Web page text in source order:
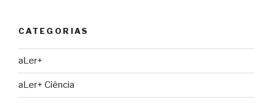
CATEGORIAS
aLer+
aLer+ Ciência